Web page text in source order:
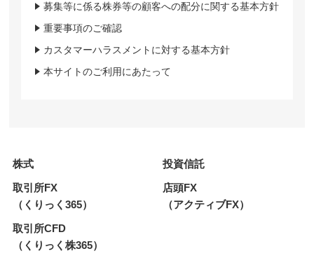
募集等に係る株券等の顧客への配分に関する基本方針
重要事項のご確認
カスタマーハラスメントに対する基本方針
本サイトのご利用にあたって
株式
投資信託
取引所FX
（くりっく365）
店頭FX
（アクティブFX）
取引所CFD
（くりっく株365）